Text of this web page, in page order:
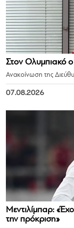
Στον Ολυμπιακό
Ανακοίνωση της
07.08.2026
Μεντιλίμπαρ:
την πρόκριση»